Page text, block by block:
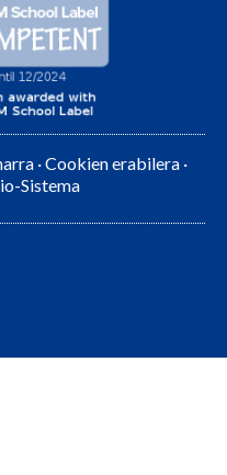
·Cookien erabilera ·
Sistema